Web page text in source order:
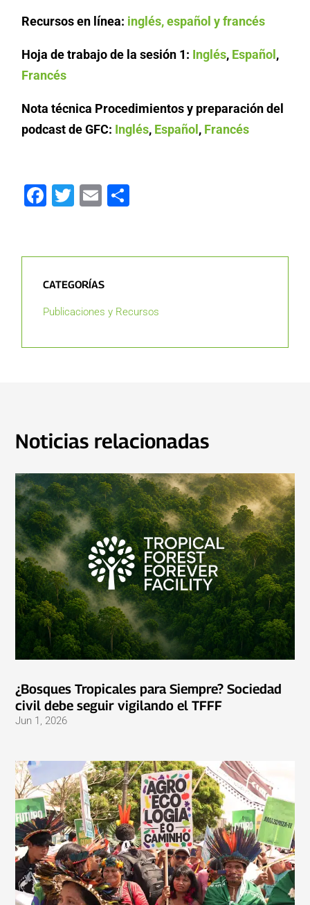
Recursos en línea: inglés, español y francés
Hoja de trabajo de la sesión 1: Inglés, Español ,
Francés
Nota técnica Procedimientos y preparación del
podcast de GFC: Inglés, Español , Francés
Facebook
Twitter
Email
CATEGORÍAS
Publicaciones y Recursos
Noticias relacionadas
¿Bosques Tropicales para Siempre? Sociedad
civil debe seguir vigilando el TFFF
Jun 1, 2026